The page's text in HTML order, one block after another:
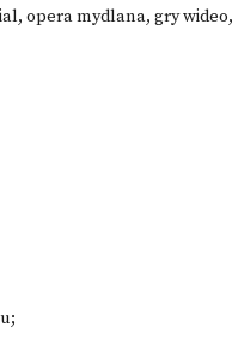
opera mydlana, gry